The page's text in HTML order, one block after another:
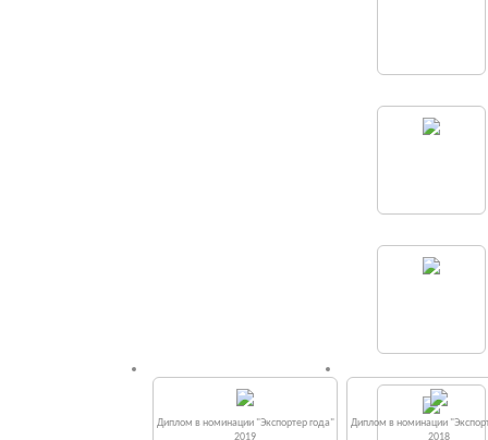
Диплом в номинации "Экспортер года"
2019
Диплом в номинации
2018